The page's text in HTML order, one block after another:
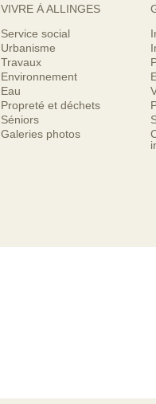
VIVRE À ALLINGES
Service social
Urbanisme
Travaux
Environnement
Eau
Propreté et déchets
Séniors
Galeries photos